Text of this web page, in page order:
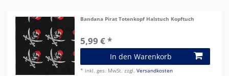
Bandana Pirat Totenkopf Halstuch Kopftuch
5,99 € *
In den Warenkorb
* inkl. ges. MwSt. zzgl.Versandkosten